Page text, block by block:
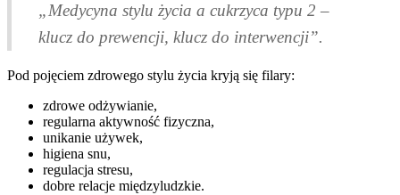
„Medycyna stylu życia a cukrzyca typu 2 –
klucz do prewencji, klucz do interwencji”.
Pod pojęciem zdrowego stylu życia kryją się filary:
zdrowe odżywianie,
regularna aktywność fizyczna,
unikanie używek,
higiena snu,
regulacja stresu,
dobre relacje międzyludzkie.